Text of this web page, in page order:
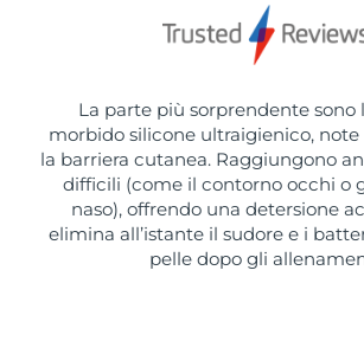
La parte più sorprendente sono
morbido silicone ultraigienico,
la barriera cutanea. Raggiungono
difficili (come il contorno occhi o
naso), offrendo una detersione
elimina all’istante il sudore e i
pelle dopo gli